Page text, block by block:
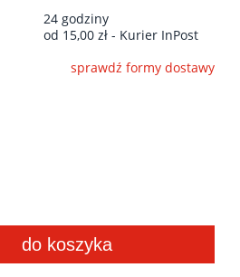
24 godziny
od 15,00 zł - Kurier InPost
kosztów płatności
sprawdź formy dostawy
do koszyka